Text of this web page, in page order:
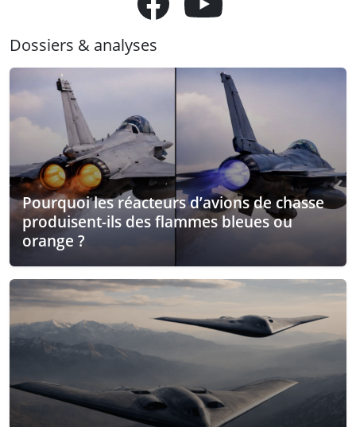
Dossiers & analyses
Pourquoi les réacteurs d’avions de chasse
produisent-ils des flammes bleues ou
orange ?